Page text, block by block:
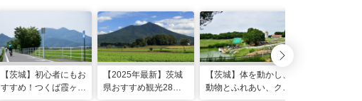
【茨城】初心者にもお
すすめ！つくば霞ヶ浦
【2025年最新】茨城
県おすすめ観光28
【茨城】体を動かし、
動物とふれあい、クラ